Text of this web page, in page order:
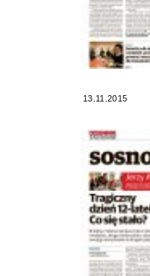
13.11.2015